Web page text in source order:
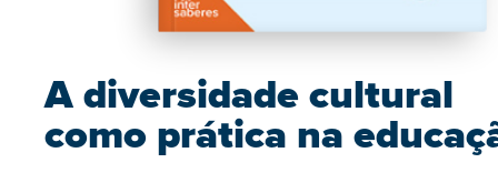
A diversidade cultural
como prática na